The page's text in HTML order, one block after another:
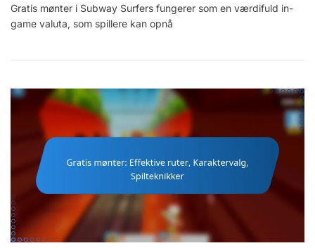
Mønter:
Tilbud,
Gratis mønter i Subway Surfers fungerer som en værdifuld in-
game valuta, som spillere kan opnå